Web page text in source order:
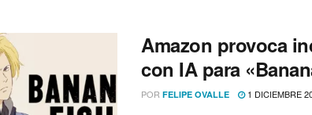
Amazon provoca
con IA para
POR FELIPE OVALLE 1 DICIEMBRE